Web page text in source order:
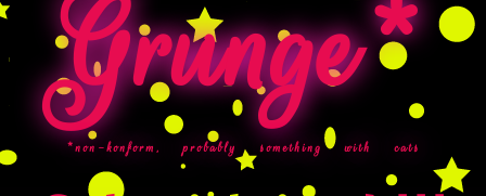
Grunge*
*non-konform, probably something with cats